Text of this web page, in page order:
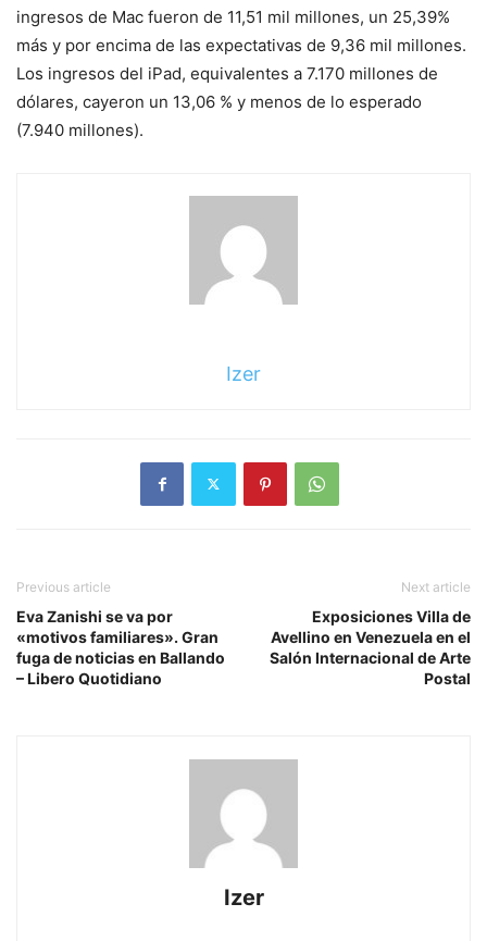
ingresos de Mac fueron de 11,51 mil millones, un 25,39%
más y por encima de las expectativas de 9,36 mil millones.
Los ingresos del iPad, equivalentes a 7.170 millones de
dólares, cayeron un 13,06 % y menos de lo esperado
(7.940 millones).
Izer
Previous article
Eva Zanishi se va por
«motivos familiares». Gran
fuga de noticias en Ballando
– Libero Quotidiano
Next article
Exposiciones Villa de
Avellino en Venezuela en el
Salón Internacional de Arte
Postal
Izer